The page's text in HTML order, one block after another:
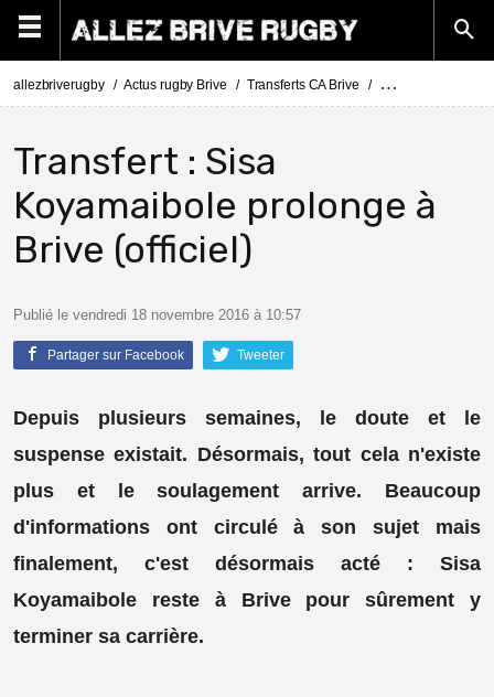
allezbriverugby Actus rugby Brive Transferts CA Brive Actus Transferts
Transfert : Sisa
Koyamaibole prolonge à
Brive (officiel)
Publié le vendredi 18 novembre 2016 à 10:57
Partager sur Facebook Tweeter
Depuis plusieurs semaines, le doute et le
suspense existait. Désormais, tout cela n'existe
plus et le soulagement arrive. Beaucoup
d'informations ont circulé à son sujet mais
finalement, c'est désormais acté : Sisa
Koyamaibole reste à Brive pour sûrement y
terminer sa carrière.